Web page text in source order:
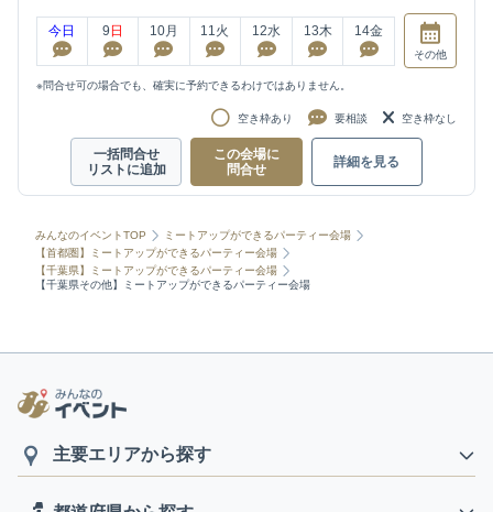
今日 9 日 10月 11 火 12水 13木 14金
その他
※問合せ可の場合でも、確実に予約できるわけではありません。
空き枠あり 要相談 空き枠なし
一括問合せ
リストに追加
この会場に
問合せ
詳細を見る
みんなのイベントTOP
ミートアップができるパーティー会場
【首都圏】ミートアップができるパーティー会場
【千葉県】ミートアップができるパーティー会場
【千葉県その他】ミートアップができるパーティー会場
主要エリアから探す